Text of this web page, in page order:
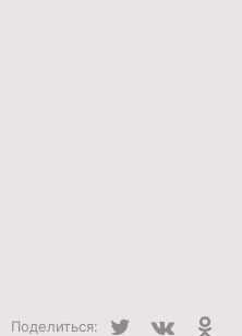
Поделиться: Twitter